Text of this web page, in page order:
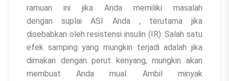
ramuan ini jika Anda memiliki masalah
dengan suplai ASI Anda , terutama jika
disebabkan oleh resistensi insulin (IR). Salah satu
efek samping yang mungkin terjadi adalah jika
dimakan dengan perut kenyang, mungkin akan
membuat Anda mual. Ambil minyak